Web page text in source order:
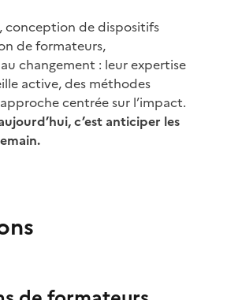
conception de dispositifs
de formateurs,
changement : leur expertise
active, des méthodes
centrée sur l’impact.
c’est anticiper les